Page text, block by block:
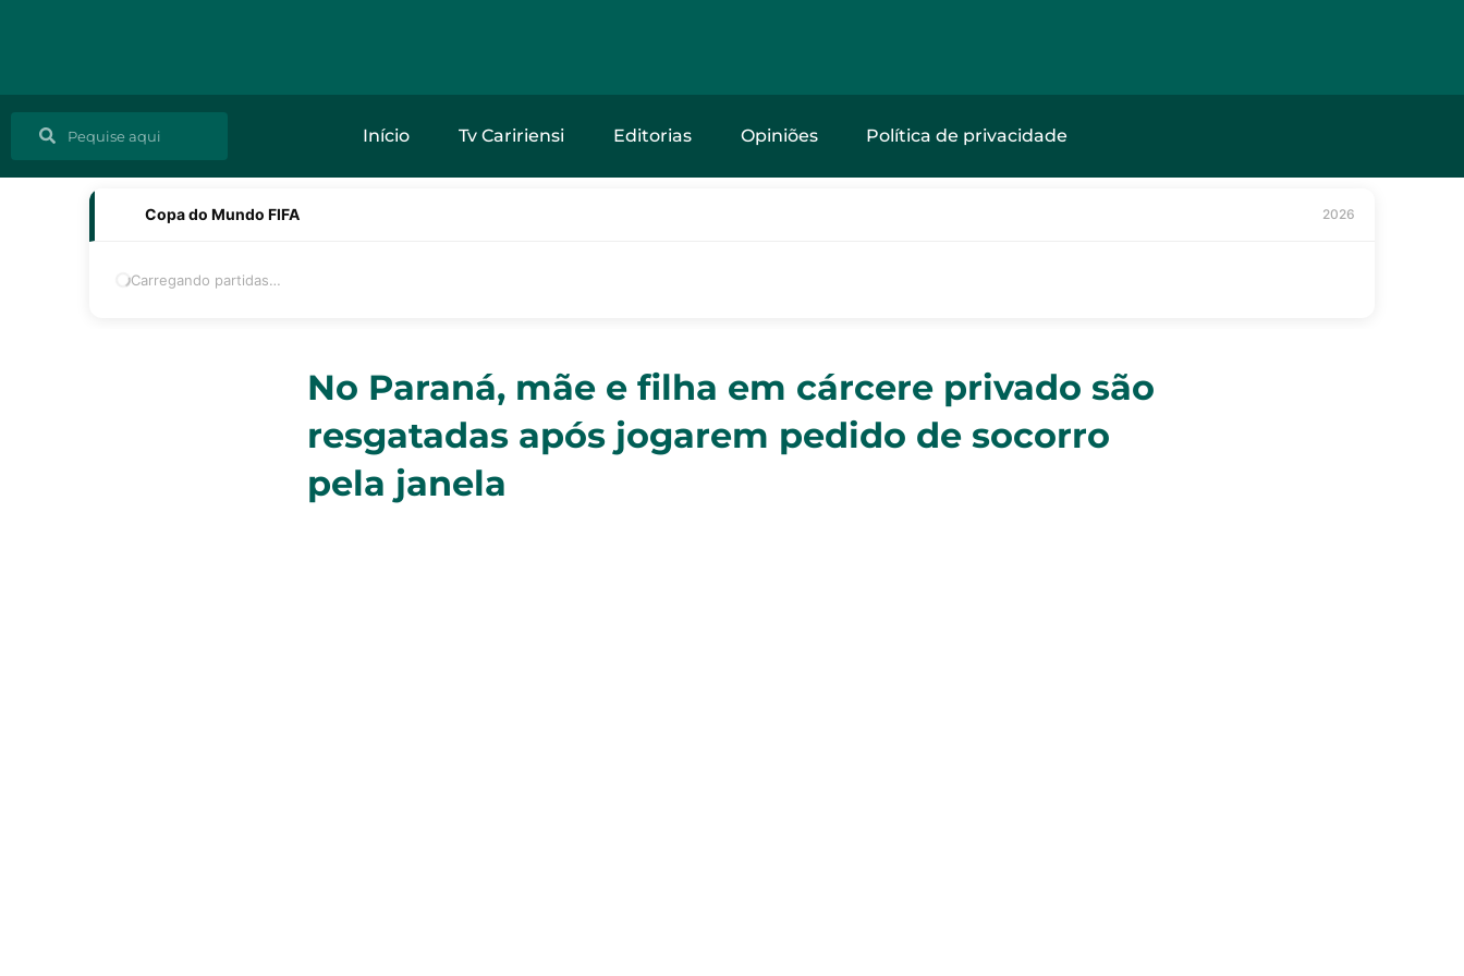
Pesquisar
Início Tv Caririensi Editorias Opiniões Política de privacidade
Copa do Mundo FIFA 2026
Carregando partidas…
No Paraná, mãe e filha em cárcere privado são
resgatadas após jogarem pedido de socorro
pela janela